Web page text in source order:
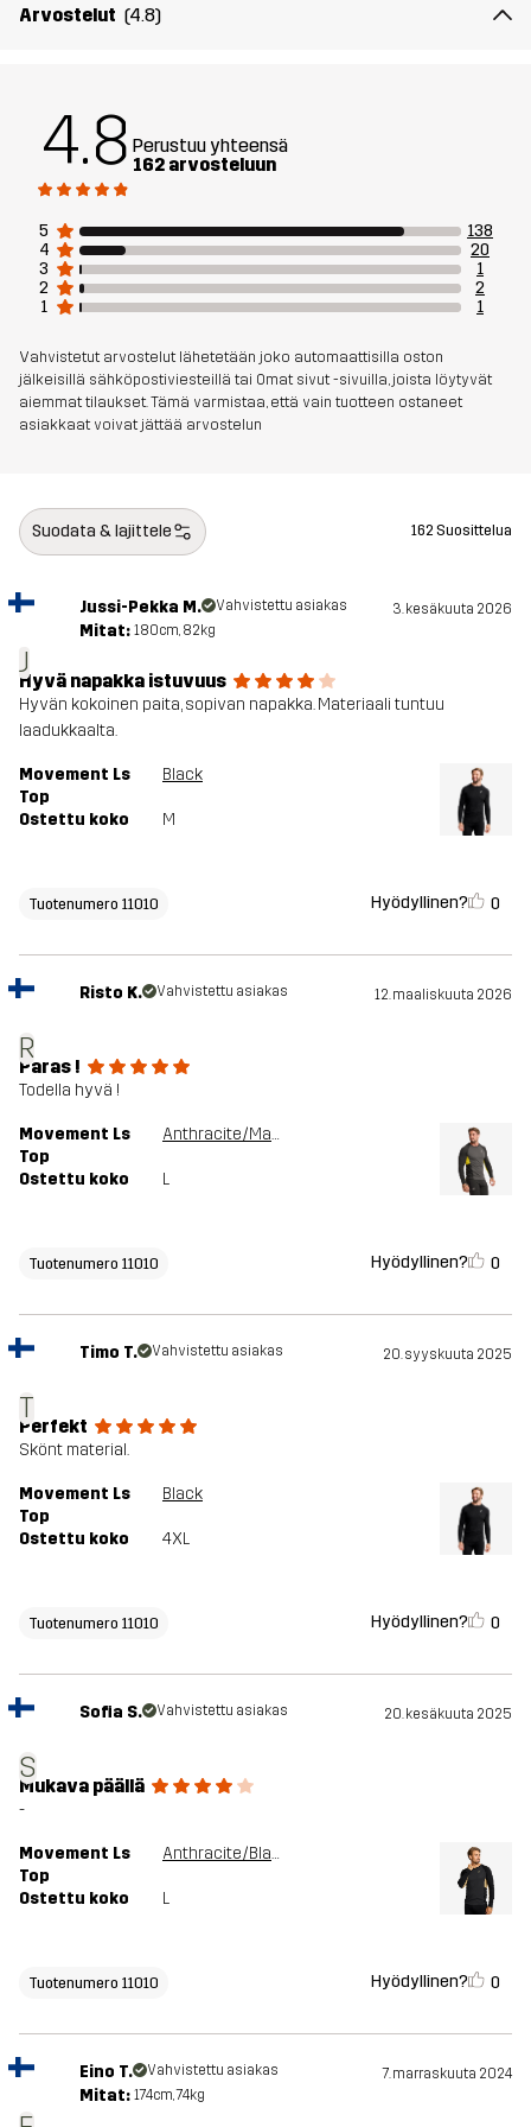
Paino
Kestävyys
Aktiviteetteihin ALLROUND
Arvostelut (4.8)
4.8 Perustuu yhteensä
162 arvosteluun
5
138
4
20
3
1
2
2
1
1
Vahvistetut arvostelut lähetetään joko automaattisilla oston
jälkeisillä sähköpostiviesteillä tai Omat sivut -sivuilla, joista löytyvät
aiemmat tilaukset. Tämä varmistaa, että vain tuotteen ostaneet
asiakkaat voivat jättää arvostelun
Suodata & lajittele 162 Suosittelua
J
Jussi-Pekka M. Vahvistettu asiakas 3. kesäkuuta 2026
Mitat: 180cm, 82kg
Hyvä napakka istuvuus
Hyvän kokoinen paita, sopivan napakka. Materiaali tuntuu
laadukkaalta.
Movement Ls
Top
Black
Ostettu koko M
Tuotenumero 11010 Hyödyllinen? 0
R
Risto K. Vahvistettu asiakas 12. maaliskuuta 2026
Paras !
Todella hyvä !
Movement Ls
Top
Anthracite/Mango Mint
Ostettu koko L
Tuotenumero 11010 Hyödyllinen? 0
T
Timo T. Vahvistettu asiakas 20. syyskuuta 2025
Perfekt
Skönt material.
Movement Ls
Top
Black
Ostettu koko 4XL
Tuotenumero 11010 Hyödyllinen? 0
S
Sofia S. Vahvistettu asiakas 20. kesäkuuta 2025
Mukava päällä
-
Movement Ls
Top
Anthracite/Black
Ostettu koko L
Tuotenumero 11010 Hyödyllinen? 0
Eino T. Vahvistettu asiakas 7. marraskuuta 2024
Mitat: 174cm, 74kg